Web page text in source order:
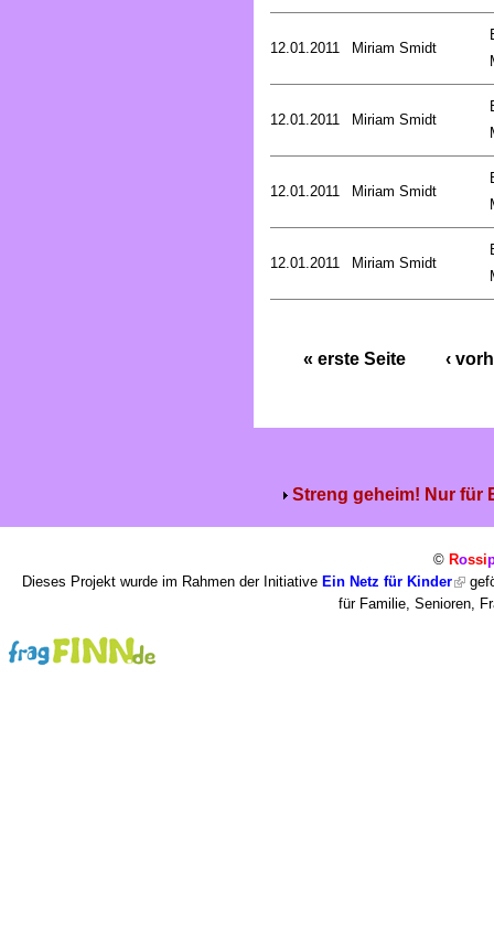
12.01.2011 Miriam Smidt
12.01.2011 Miriam Smidt
12.01.2011 Miriam Smidt
12.01.2011 Miriam Smidt
« erste Seite ‹
Streng geheim! Nur für
© Rossi
Dieses Projekt wurde im Rahmen der Initiative Ein Netz für Kinder
für Familie, Senioren,